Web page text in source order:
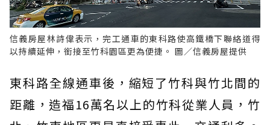
信義房屋林詩偉表示，完工通車的東科路使高鐵橋下聯絡道得
以持續延伸，銜接至竹科園區更為便捷。 圖／信義房屋提供
東科路全線通車後，縮短了竹科與竹北間的
距離，造福16萬名以上的竹科從業人員，竹